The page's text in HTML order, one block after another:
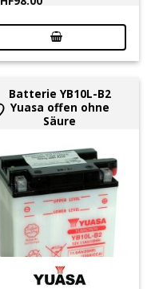
Batterie YB10L-B2
Yuasa offen ohne
Säure